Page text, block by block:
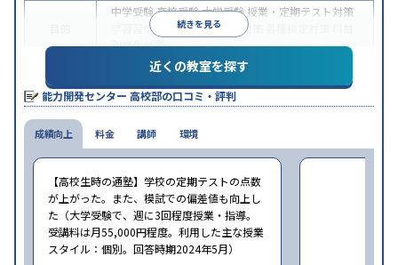
続きを見る
中学受験高校受験大学受験 授業・定期テスト対策
学習習慣の定着学校別特化対策
別特化対策
授業の振替可能学習にPC・タブレットを利用
ライン対応1科目から受講可能
※2024年6月調査。大学受験塾・予備校のアンケート調査方法を参照
近くの教室を探す
能力開発センター 高校部の口コミ・評判
成績向上
【高校生時の通塾】学校の定期テストの点数
が上がった。また、模試での偏差値も向上し
た（大学受験で、週に3回程度授業・指導。
受講料は月55,000円程度。利用した主な授業
スタイル：個別。回答時期2024年5月）
料金 講師 環境